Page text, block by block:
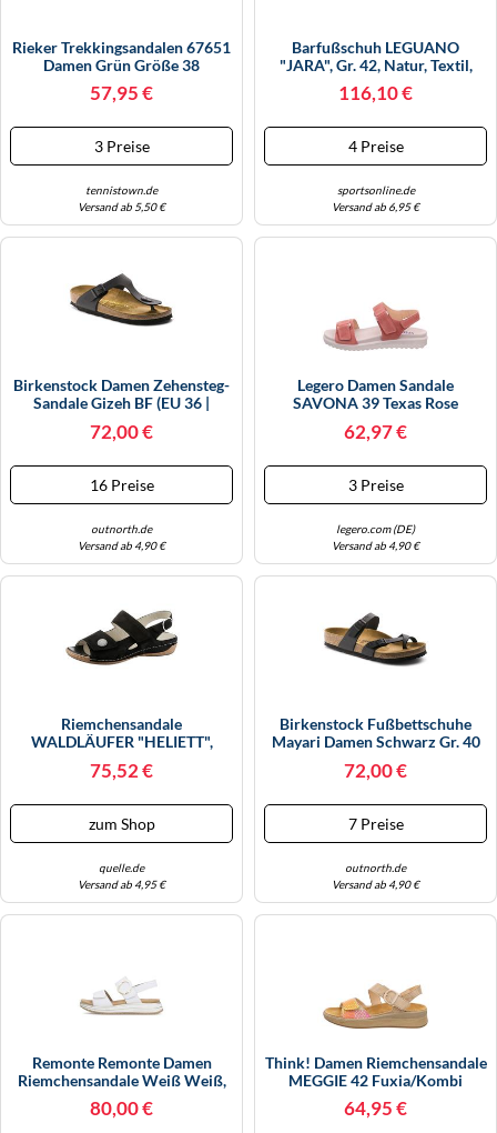
Rieker Trekkingsandalen 67651
Damen Grün Größe 38
57,95 €
3 Preise
tennistown.de
Versand ab 5,50 €
Barfußschuh LEGUANO
"JARA", Gr. 42, Natur, Textil,
Schuhe Barfußschuh,
Sommerschuh,
Natur
116,10 €
4 Preise
sportsonline.de
Versand ab 6,95 €
Birkenstock Damen Zehensteg-
Sandale Gizeh BF (EU 36 |
72,00 €
16 Preise
outnorth.de
Versand ab 4,90 €
Legero Damen Sandale
SAVONA 39 Texas Rose
62,97 €
3 Preise
legero.com (DE)
Versand ab 4,90 €
Riemchensandale
WALDLÄUFER "HELIETT",
Nubukleder, Schuhe
Keilabsatz, Mit Wechselfußbett,
H-Weite (53136652-4,5)
75,52 €
zum Shop
quelle.de
Versand ab 4,95 €
Birkenstock Fußbettschuhe
Mayari Damen Schwarz Gr. 40
72,00 €
7 Preise
outnorth.de
Versand ab 4,90 €
Remonte Remonte Damen
Riemchensandale Weiß Weiß,
41
80,00 €
Think! Damen Riemchensandale
MEGGIE 42 Fuxia/Kombi
64,95 €